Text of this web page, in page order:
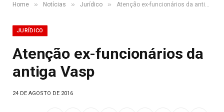
Home » Notícias » Jurídico » Atenção ex-funcionários da antiga Vasp
JURÍDICO
Atenção ex-funcionários da
antiga Vasp
24 DE AGOSTO DE 2016